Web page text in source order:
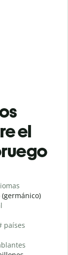
el
países